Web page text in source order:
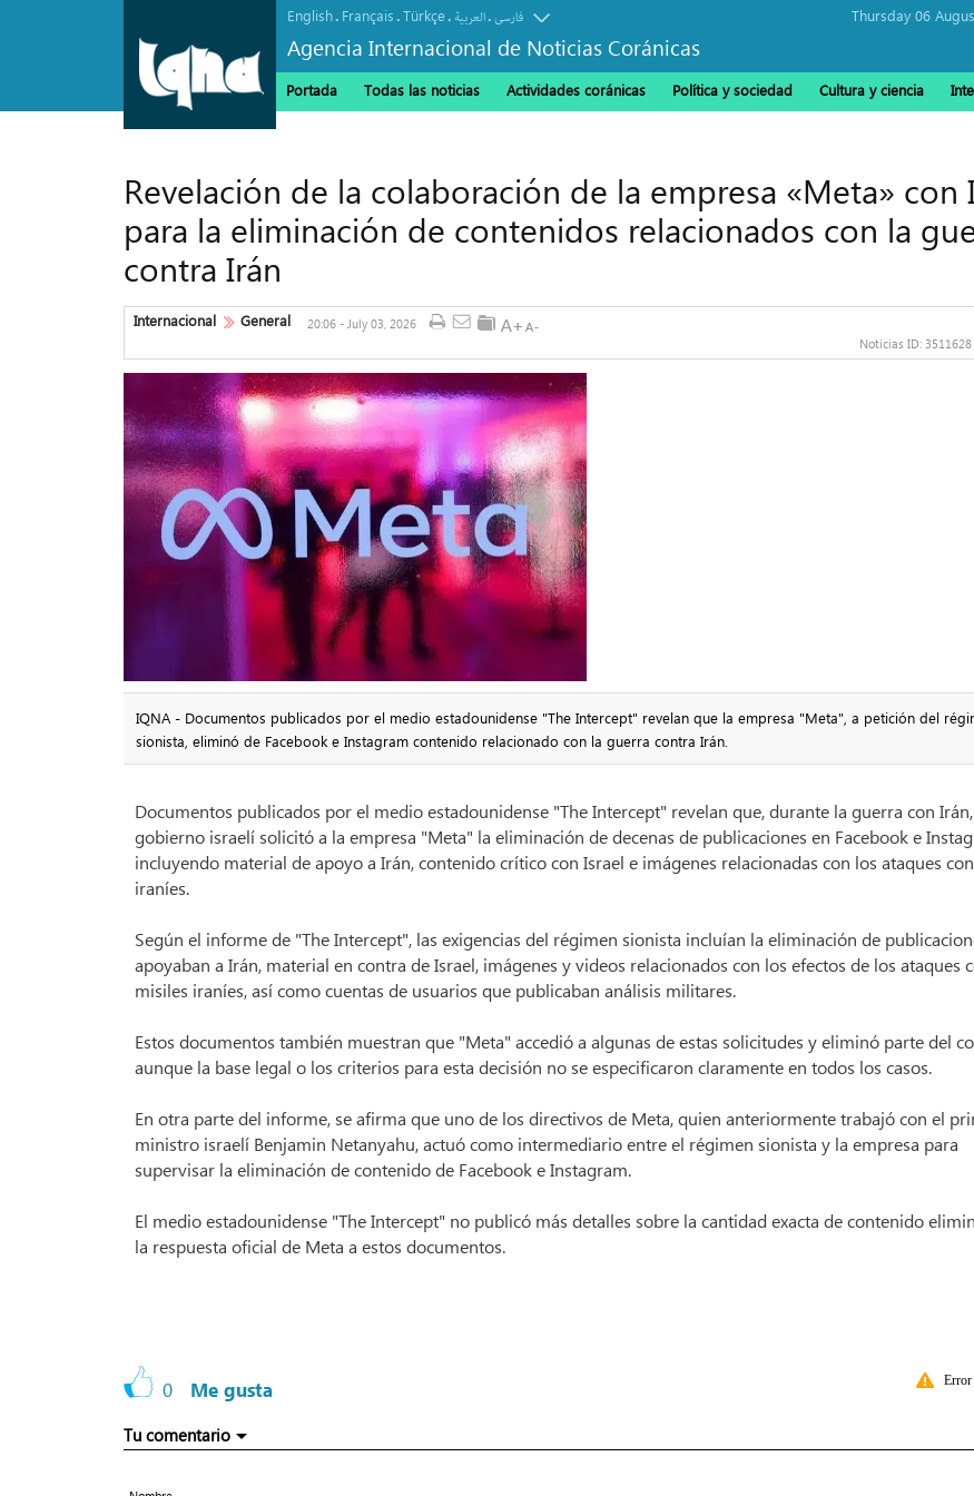
English. Français.Türkçe. العربیة.فارسی
Agencia Internacional de Noticias Coránicas
Thursday 06
Portada Todas las noticias Actividades coránicas Política y sociedad Cultura y ciencia
Revelación de la colaboración de la empresa «Meta» con
para la eliminación de contenidos relacionados con la
contra Irán
Internacional General
20:06 - July 03, 2026
Noticias ID: 3511628
IQNA - Documentos publicados por el medio estadounidense "The Intercept" revelan que la empresa "Meta", a petición del
sionista, eliminó de Facebook e Instagram contenido relacionado con la guerra contra Irán.
Documentos publicados por el medio estadounidense "The Intercept" revelan que, durante la guerra con
gobierno israelí solicitó a la empresa "Meta" la eliminación de decenas de publicaciones en Facebook e
incluyendo material de apoyo a Irán, contenido crítico con Israel e imágenes relacionadas con los ataques
iraníes.
Según el informe de "The Intercept", las exigencias del régimen sionista incluían la eliminación de
apoyaban a Irán, material en contra de Israel, imágenes y videos relacionados con los efectos de los ataques
misiles iraníes, así como cuentas de usuarios que publicaban análisis militares.
Estos documentos también muestran que "Meta" accedió a algunas de estas solicitudes y eliminó parte del
aunque la base legal o los criterios para esta decisión no se especificaron claramente en todos los casos.
En otra parte del informe, se afirma que uno de los directivos de Meta, quien anteriormente trabajó con el
ministro israelí Benjamin Netanyahu, actuó como intermediario entre el régimen sionista y la empresa para
supervisar la eliminación de contenido de Facebook e Instagram.
El medio estadounidense "The Intercept" no publicó más detalles sobre la cantidad exacta de contenido
la respuesta oficial de Meta a estos documentos.
0 Me gusta Error
Tu comentario